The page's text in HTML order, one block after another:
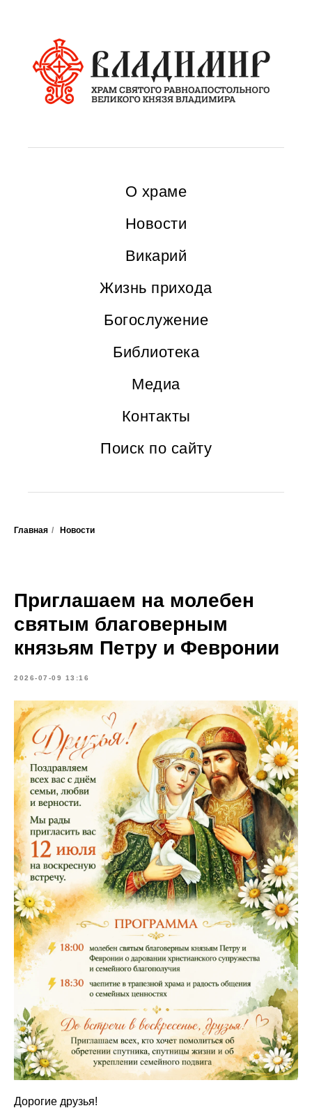
О храме
Новости
Викарий
Жизнь прихода
Богослужение
Библиотека
Медиа
Контакты
Поиск по сайту
Главная / Новости
Приглашаем на молебен
святым благоверным
князьям Петру и Февронии
2026-07-09 13:16
Дорогие друзья!